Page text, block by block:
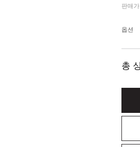
판매
옵션
총